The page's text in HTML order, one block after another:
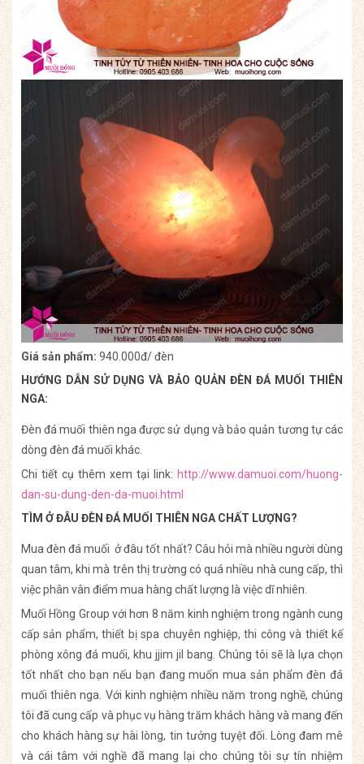
Giá sản phẩm: 940.000đ/ đèn
HƯỚNG DẪN SỬ DỤNG VÀ BẢO QUẢN ĐÈN ĐÁ MUỐI THIÊN
NGA:
Đèn đá muối thiên nga được sử dụng và bảo quản tương tự các
dòng đèn đá muối khác.
Chi tiết cụ thêm xem tại link: http://www.damuoi.com/huong-
dan-su-dung-den-da-muoi.html
TÌM Ở ĐÂU ĐÈN ĐÁ MUỐI THIÊN NGA CHẤT LƯỢNG?
Mua đèn đá muối ở đâu tốt nhất? Câu hỏi mà nhiều người dùng
quan tâm, khi mà trên thị trường có quá nhiều nhà cung cấp, thì
việc phân vân điểm mua hàng chất lượng là việc dĩ nhiên.
Muối Hồng Group với hơn 8 năm kinh nghiệm trong ngành cung
cấp sản phẩm, thiết bị spa chuyên nghiệp, thi công và thiết kế
phòng xông đá muối, khu jjim jil bang. Chúng tôi sẽ là lựa chọn
tốt nhất cho bạn nếu bạn đang muốn mua sản phẩm đèn đá
muối thiên nga. Với kinh nghiệm nhiều năm trong nghề, chúng
tôi đã cung cấp và phục vụ hàng trăm khách hàng và mang đến
cho khách hàng sự hài lòng, tin tưởng tuyệt đối. Lòng đam mê
và cái tâm với nghề đã mang lại cho chúng tôi sự tín nhiệm